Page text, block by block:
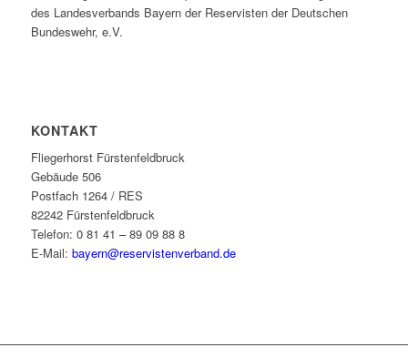
des Landesverbands Bayern der Reservisten der Deutschen
Bundeswehr, e.V.
KONTAKT
Fliegerhorst Fürstenfeldbruck
Gebäude 506
Postfach 1264 / RES
82242 Fürstenfeldbruck
Telefon: 0 81 41 – 89 09 88 8
E-Mail: bayern@reservistenverband.de